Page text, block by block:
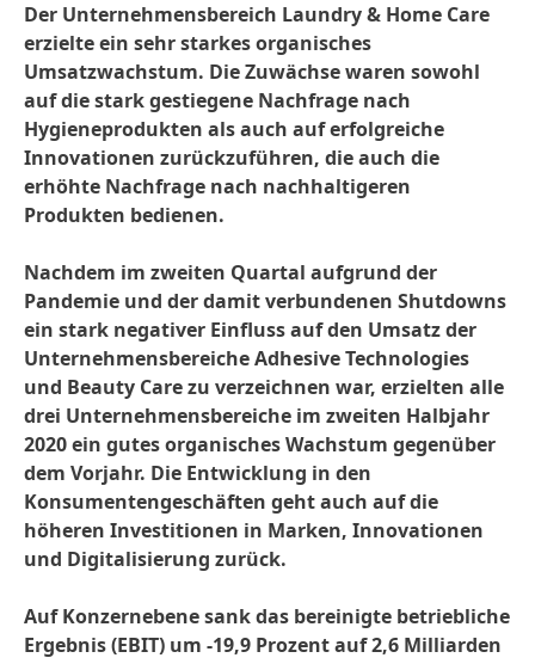
Der Unternehmensbereich Laundry & Home Care
erzielte ein sehr starkes organisches
Umsatzwachstum. Die Zuwächse waren sowohl
auf die stark gestiegene Nachfrage nach
Hygieneprodukten als auch auf erfolgreiche
Innovationen zurückzuführen, die auch die
erhöhte Nachfrage nach nachhaltigeren
Produkten bedienen.
Nachdem im zweiten Quartal aufgrund der
Pandemie und der damit verbundenen Shutdowns
ein stark negativer Einfluss auf den Umsatz der
Unternehmensbereiche Adhesive Technologies
und Beauty Care zu verzeichnen war, erzielten alle
drei Unternehmensbereiche im zweiten Halbjahr
2020 ein gutes organisches Wachstum gegenüber
dem Vorjahr. Die Entwicklung in den
Konsumentengeschäften geht auch auf die
höheren Investitionen in Marken, Innovationen
und Digitalisierung zurück.
Auf Konzernebene sank das bereinigte betriebliche
Ergebnis(EBIT) um -19,9 Prozent auf 2,6 Milliarden